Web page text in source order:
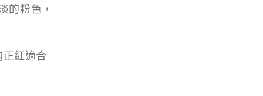
的粉色，
紅適合